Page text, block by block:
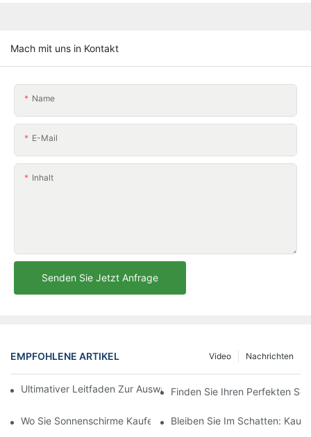
Mach mit uns in Kontakt
Name
E-Mail
Inhalt
Senden Sie Jetzt Anfrage
EMPFOHLENE ARTIKEL Nachrichten
Video
Ultimativer Leitfaden Zur Auswahl Des Perfekten
Finden Sie Ihren Perfekten
Wo Sie Sonnenschirme Kaufen Können: Die Besten Geschäfte
Bleiben Sie Im Schatten: